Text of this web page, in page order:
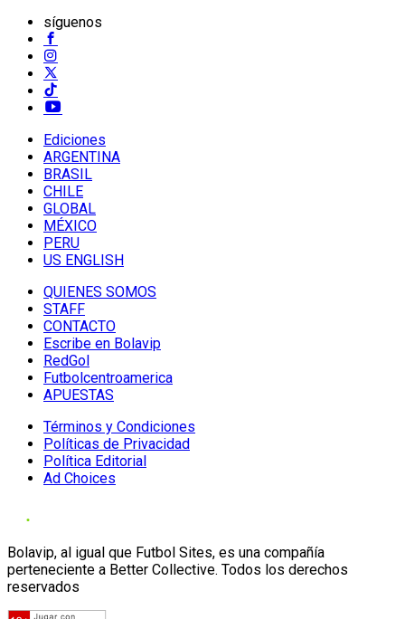
síguenos
Ediciones
ARGENTINA
BRASIL
CHILE
GLOBAL
MÉXICO
PERU
US ENGLISH
QUIENES SOMOS
STAFF
CONTACTO
Escribe en Bolavip
RedGol
Futbolcentroamerica
APUESTAS
Términos y Condiciones
Políticas de Privacidad
Política Editorial
Ad Choices
Bolavip, al igual que Futbol Sites, es una compañía
perteneciente a Better Collective. Todos los derechos
reservados